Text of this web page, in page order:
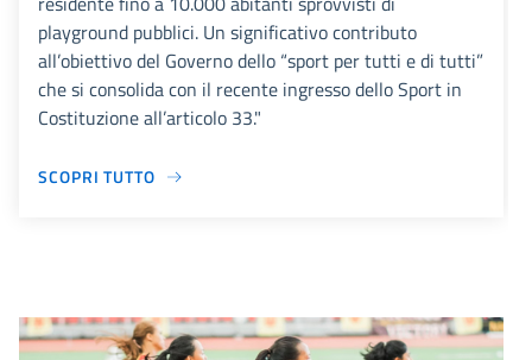
playground pubblici. Un significativo contributo
all’obiettivo del Governo dello “sport per tutti e di tutti”
che si consolida con il recente ingresso dello Sport in
Costituzione all’articolo 33."
SCOPRI TUTTO